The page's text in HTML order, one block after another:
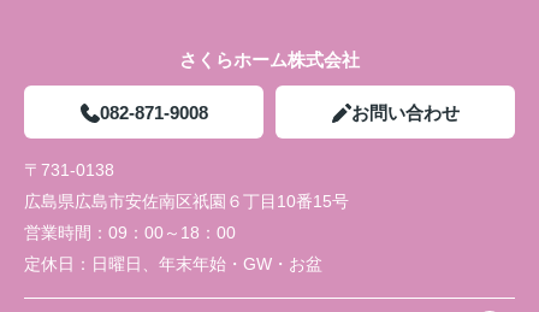
さくらホーム株式会社
082-871-9008 お問い合わせ
〒731-0138
広島県広島市安佐南区祇園６丁目10番15号
営業時間： 09：00～18：00
定休日： 日曜日、年末年始・GW・お盆